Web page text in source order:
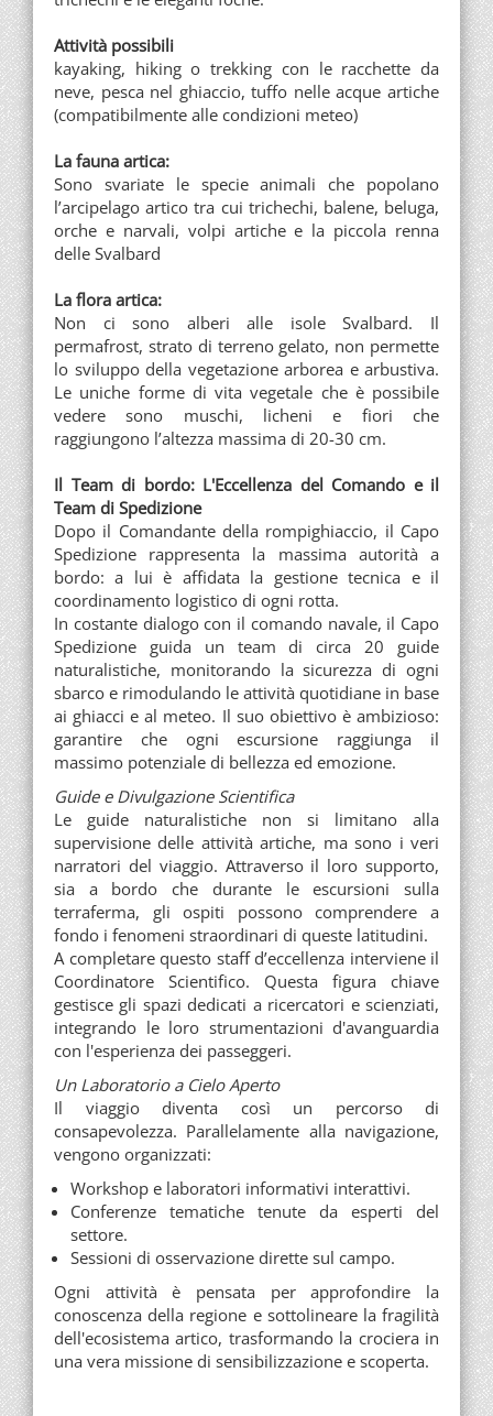
Attività possibili
kayaking, hiking o trekking con le racchette da
neve, pesca nel ghiaccio, tuffo nelle acque artiche
(compatibilmente alle condizioni meteo)
La fauna artica:
Sono svariate le specie animali che popolano
l’arcipelago artico tra cui trichechi, balene, beluga,
orche e narvali, volpi artiche e la piccola renna
delle Svalbard
La flora artica:
Non ci sono alberi alle isole Svalbard. Il
permafrost, strato di terreno gelato, non permette
lo sviluppo della vegetazione arborea e arbustiva.
Le uniche forme di vita vegetale che è possibile
vedere sono muschi, licheni e fiori che
raggiungono l’altezza massima di 20-30 cm.
Il Team di bordo: L'Eccellenza del Comando e il
Team di Spedizione
Dopo il Comandante della rompighiaccio, il Capo
Spedizione rappresenta la massima autorità a
bordo: a lui è affidata la gestione tecnica e il
coordinamento logistico di ogni rotta.
In costante dialogo con il comando navale, il Capo
Spedizione guida un team di circa 20 guide
naturalistiche, monitorando la sicurezza di ogni
sbarco e rimodulando le attività quotidiane in base
ai ghiacci e al meteo. Il suo obiettivo è ambizioso:
garantire che ogni escursione raggiunga il
massimo potenziale di bellezza ed emozione.
Guide e Divulgazione Scientifica
Le guide naturalistiche non si limitano alla
supervisione delle attività artiche, ma sono i veri
narratori del viaggio. Attraverso il loro supporto,
sia a bordo che durante le escursioni sulla
terraferma, gli ospiti possono comprendere a
fondo i fenomeni straordinari di queste latitudini.
A completare questo staff d’eccellenza interviene il
Coordinatore Scientifico. Questa figura chiave
gestisce gli spazi dedicati a ricercatori e scienziati,
integrando le loro strumentazioni d'avanguardia
con l'esperienza dei passeggeri.
Un Laboratorio a Cielo Aperto
Il viaggio diventa così un percorso di
consapevolezza. Parallelamente alla navigazione,
vengono organizzati:
Workshop e laboratori informativi interattivi.
Conferenze tematiche tenute da esperti del
settore.
Sessioni di osservazione dirette sul campo.
Ogni attività è pensata per approfondire la
conoscenza della regione e sottolineare la fragilità
dell'ecosistema artico, trasformando la crociera in
una vera missione di sensibilizzazione e scoperta.